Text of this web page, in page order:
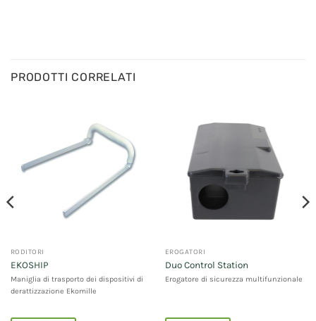
PRODOTTI CORRELATI
RODITORI
EKOSHIP
Maniglia di trasporto dei dispositivi di
derattizzazione Ekomille
EROGATORI
Duo Control Station
Erogatore di sicurezza multifunzionale